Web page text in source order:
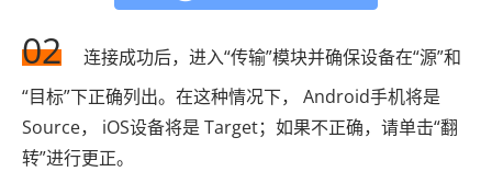
02
连接成功后，进入“传输”模块并确保设备在“源”和
“目标”下正确列出。在这种情况下， Android手机将是
Source， iOS设备将是 Target；如果不正确，请单击“翻
转”进行更正。